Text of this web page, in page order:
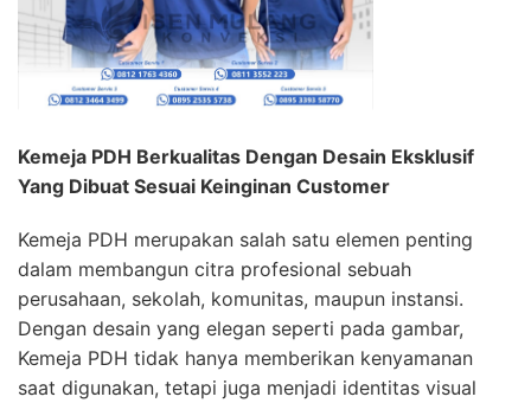
Kemeja PDH Berkualitas Dengan Desain Eksklusif
Yang Dibuat Sesuai Keinginan Customer
Kemeja PDH merupakan salah satu elemen penting
dalam membangun citra profesional sebuah
perusahaan, sekolah, komunitas, maupun instansi.
Dengan desain yang elegan seperti pada gambar,
Kemeja PDH tidak hanya memberikan kenyamanan
saat digunakan, tetapi juga menjadi identitas visual